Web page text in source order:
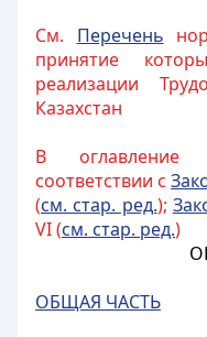
См. Перечень
принятие
реализации
Казахстан
В оглавление
соответствии с
(см. стар. ред.);
VI (см. стар. ред.)
ОБЩАЯ ЧАСТЬ